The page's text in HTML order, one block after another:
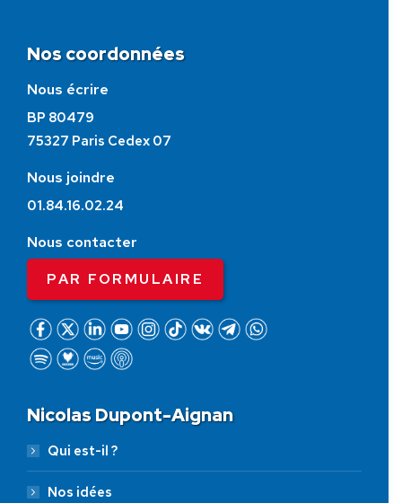
Nos coordonnées
Nous écrire
BP 80479
75327 Paris Cedex 07
Nous joindre
01.84.16.02.24
Nous contacter
PAR FORMULAIRE
Nicolas Dupont-Aignan
Qui est-il ?
Nos idées